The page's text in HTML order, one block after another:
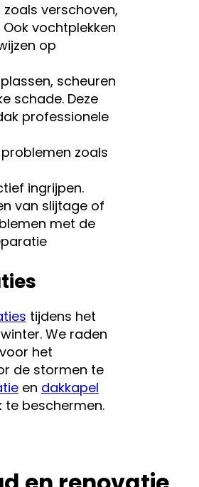
verschoven,
vochtplekken
op
scheuren
schade. Deze
professionele
zoals
ingrijpen.
van slijtage of
met de
tijdens het
We raden
het
de stormen te
en dakkapel
te beschermen.